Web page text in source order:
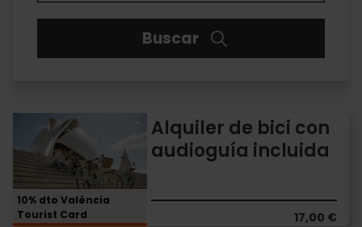
Buscar
10% dto València
Tourist Card
Alquiler de bici con
audioguía incluida
17,00 €
Alquiler
bici
con
audioguía
incluida